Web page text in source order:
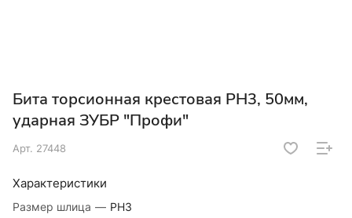
Бита торсионная крестовая PH3, 50мм,
ударная ЗУБР "Профи"
Арт. 27448
Характеристики
Размер шлица — PH3